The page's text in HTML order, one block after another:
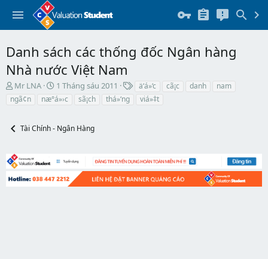
Danh sách các thống đốc Ngân hàng
Nhà nước Việt Nam
T
h
r
a
t
a
r
Mr LNA
N
g
b
đ
u
1 Tháng sáu 2011 ä‘á»‘c cã¡c danh
nam
ngã¢n
næ°á»›c sã¡ch thá»‘ng viá»‡t
Tài Chính - Ngân Hàng